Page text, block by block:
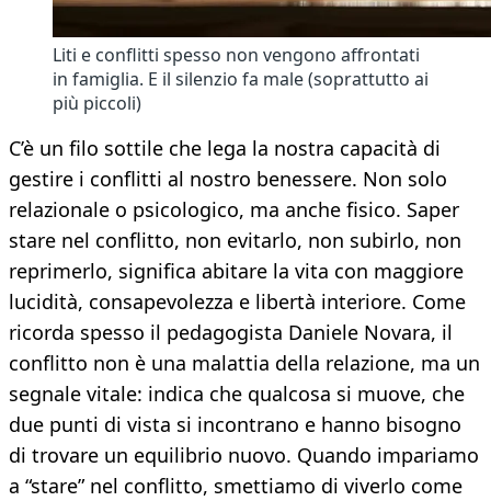
Liti e conflitti spesso non vengono affrontati
in famiglia. E il silenzio fa male (soprattutto ai
più piccoli)
C’è un filo sottile che lega la nostra capacità di
gestire i conflitti al nostro benessere. Non solo
relazionale o psicologico, ma anche fisico. Saper
stare nel conflitto, non evitarlo, non subirlo, non
reprimerlo, significa abitare la vita con maggiore
lucidità, consapevolezza e libertà interiore. Come
ricorda spesso il pedagogista Daniele Novara, il
conflitto non è una malattia della relazione, ma un
segnale vitale: indica che qualcosa si muove, che
due punti di vista si incontrano e hanno bisogno
di trovare un equilibrio nuovo. Quando impariamo
a “stare” nel conflitto, smettiamo di viverlo come